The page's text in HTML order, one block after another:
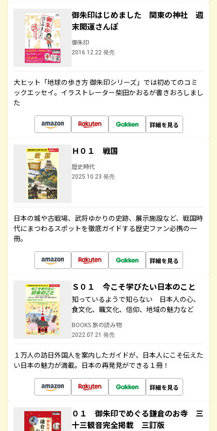
御朱印はじめました 関東の神社 週
末開運さんぽ
御朱印
2016.12.22 発売
大ヒット「地球の歩き方 御朱印シリーズ」では初めてのコミ
ックエッセイ。イラストレーター柴田かおるが書きおろしまし
た
詳細を見る
Ｈ０１ 戦国
歴史時代
2025.10.23 発売
日本の城や古戦場、武将ゆかりの史跡、展示施設など、戦国時
代にまつわるスポットを徹底ガイドする歴史ファン必携の一
冊。
詳細を見る
Ｓ０１ 今こそ学びたい日本のこと
知っているようで知らない 日本人の心、
食文化、職文化、信仰、地域の魅力など
BOOKS 旅の読み物
2022.07.21 発売
１万人の訪日外国人を案内したガイドが、日本人にこそ伝えた
い日本の魅力が満載。日本の再発見ができる１冊！
詳細を見る
０１ 御朱印でめぐる鎌倉のお寺 三
十三観音完全掲載 三訂版